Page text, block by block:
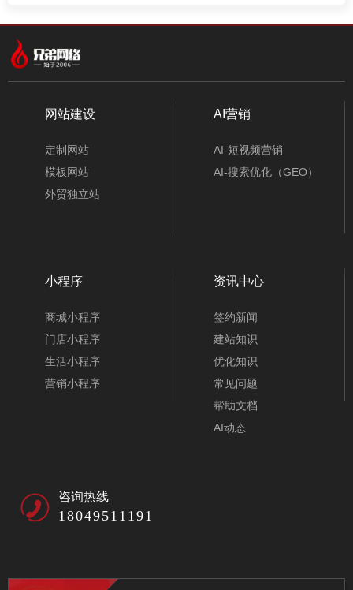
网站建设
定制网站
模板网站
外贸独立站
AI营销
AI-短视频营销
AI-搜索优化（GEO）
小程序
商城小程序
门店小程序
生活小程序
营销小程序
资讯中心
签约新闻
建站知识
优化知识
常见问题
帮助文档
AI动态
咨询热线
18049511191